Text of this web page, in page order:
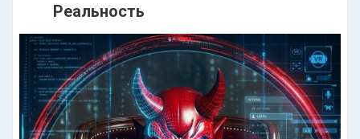
Реальность